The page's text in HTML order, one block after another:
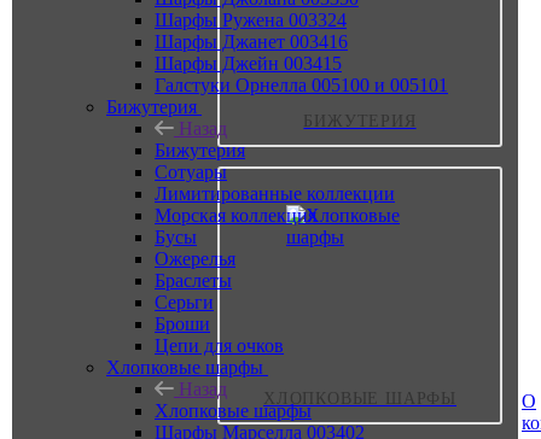
БИЖУТЕРИЯ
ХЛОПКОВЫЕ ШАРФЫ
О
Шарфы Ружена 003324
Шарфы Джанет 003416
Шарфы Джейн 003415
Галстуки Орнелла 005100 и 005101
Бижутерия
Назад
Бижутерия
Сотуары
Лимитированные коллекции
Морская коллекция
Бусы
Ожерелья
Браслеты
Серьги
Броши
Цепи для очков
Хлопковые шарфы
Назад
Хлопковые шарфы
Шарфы Марселла 003402